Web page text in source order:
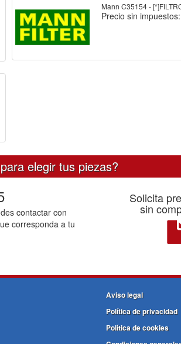
Mann C35154 -
Precio sin impuestos:
elegir tus piezas?
contactar con
corresponda a tu
Solicita
sin
Aviso legal
Política de privacidad
Política de cookies